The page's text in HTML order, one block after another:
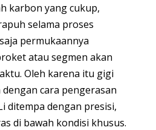
karbon yang cukup,
selama proses
permukaannya
atau segmen akan
Oleh karena itu gigi
cara pengerasan
ditempa dengan presisi,
di bawah kondisi khusus.